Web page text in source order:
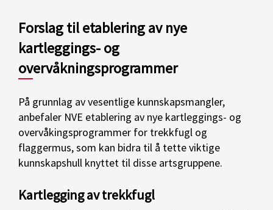
Forslag til etablering av nye
kartleggings- og
overvåkningsprogrammer
På grunnlag av vesentlige kunnskapsmangler,
anbefaler NVE etablering av nye kartleggings- og
overvåkingsprogrammer for trekkfugl og
flaggermus, som kan bidra til å tette viktige
kunnskapshull knyttet til disse artsgruppene.
Kartlegging av trekkfugl